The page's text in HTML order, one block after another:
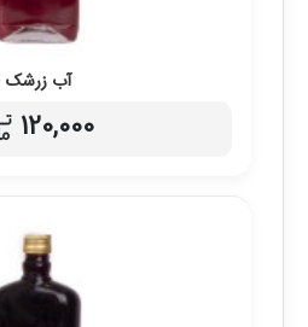
آب زرشک
120,000